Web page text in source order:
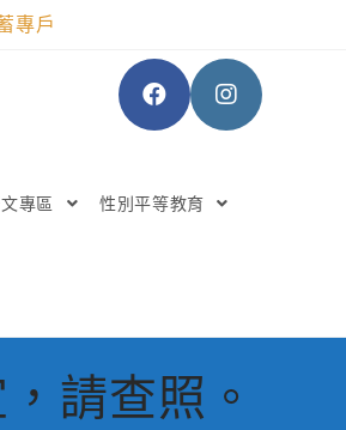
專戶
專區 性別平等教育
請查照。